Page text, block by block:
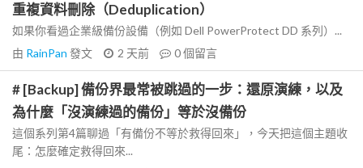
重複資料刪除（Deduplication）
如果你看過企業級備份設備（例如 Dell PowerProtect DD 系列）...
由 RainPan 發文 2 天前 0個留言
# [Backup] 備份界最常被跳過的一步：還原演練，以及
為什麼「沒演練過的備份」等於沒備份
這個系列第4篇聊過「有備份不等於救得回來」，今天把這個主題收
尾：怎麼確定救得回來...